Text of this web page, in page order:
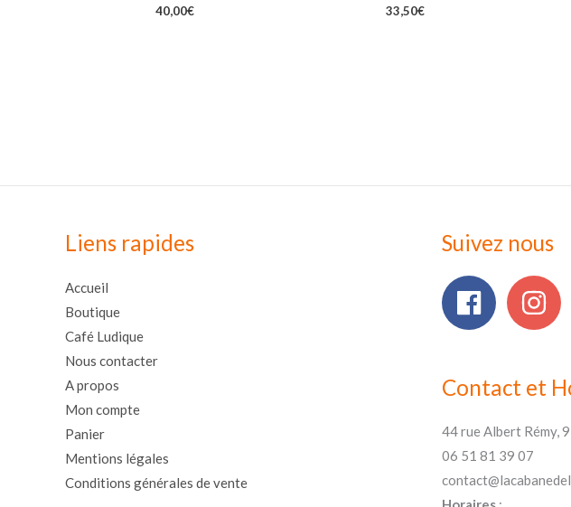
40,00€
33,50€
Liens rapides
Accueil
Boutique
Café Ludique
Nous contacter
A propos
Mon compte
Panier
Mentions légales
Conditions générales de vente
Suivez nous
Contact et
44 rue Albert Rémy,
06 51 81 39 07